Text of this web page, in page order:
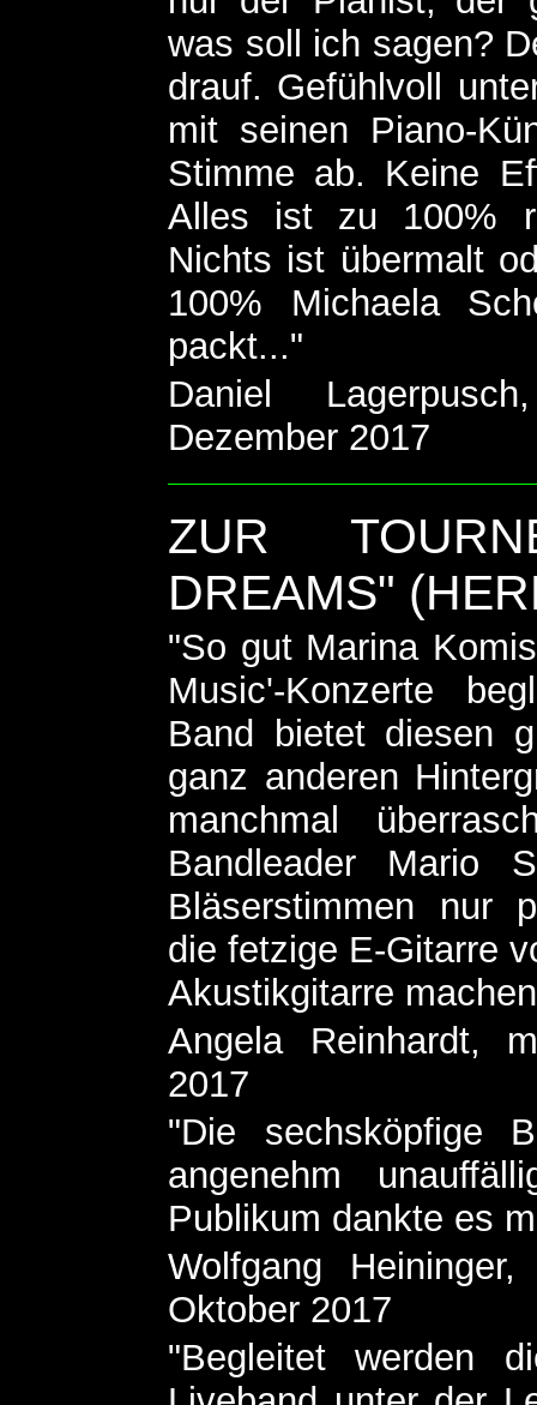
was soll ich sagen?
drauf. Gefühlvoll
mit seinen Piano-
Stimme ab. Keine
Alles ist zu 100%
Nichts ist übermalt
100% Michaela
packt..."
Daniel
Dezember 2017
ZUR
DREAMS"
"So gut Marina
Music'-Konzerte
Band bietet diesen
ganz anderen
manchmal
Bandleader Mario
Bläserstimmen nur
die fetzige E-Gitarre
Akustikgitarre
Angela Reinhardt,
2017
"Die sechsköpfige
angenehm
Publikum dankte es
Wolfgang
Oktober 2017
"Begleitet werden